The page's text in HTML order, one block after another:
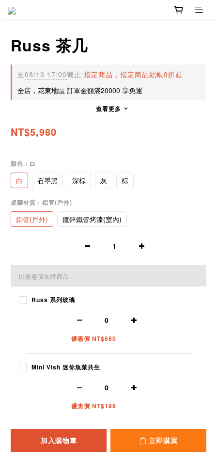
Russ 茶几
至08/13 17:00截止 指定商品，指定商品結帳9折起
全店，花東地區 訂單金額滿20000 享免運
查看更多
NT$5,980
顏色 : 白
白 石墨黑 深棕 灰 棕
桌腳材質 : 鋁管(戶外)
鋁管(戶外) 鍍鋅鐵管烤漆(室內)
以優惠價加購商品
Russ 系列玻璃
優惠價 NT$680
Mini Vish 迷你魚菜共生
優惠價 NT$199
加入購物車 立即購買